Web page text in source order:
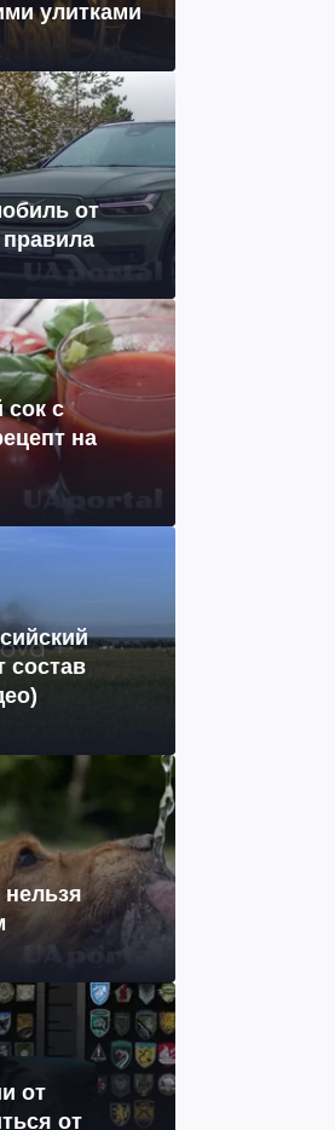
улитками
от
с
на
состав
нельзя
от
от